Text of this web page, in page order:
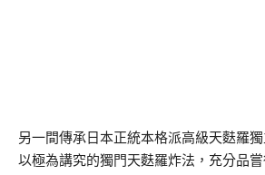
另一間傳承日本正統本格派高級天麩羅獨
以極為講究的獨門天麩羅炸法，充分品